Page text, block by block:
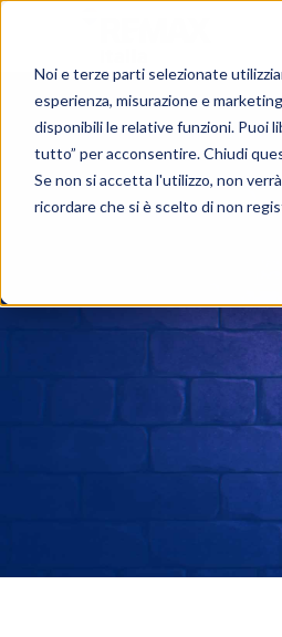
Noi e terze parti selezionate
esperienza, misurazione e
disponibili le relative funzioni. Puoi
tutto” per acconsentire. Chiudi
Se non si accetta l'utilizzo, non
ricordare che si è scelto di non